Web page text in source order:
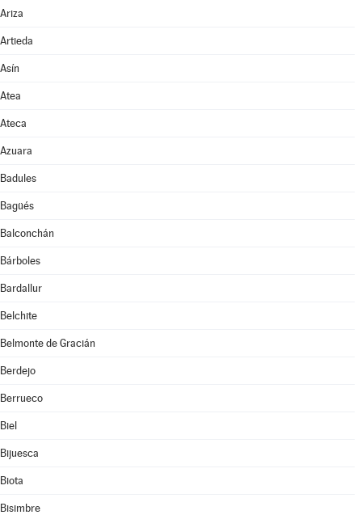
Ariza
Artieda
Asín
Atea
Ateca
Azuara
Badules
Bagüés
Balconchán
Bárboles
Bardallur
Belchite
Belmonte de Gracián
Berdejo
Berrueco
Biel
Bijuesca
Biota
Bisimbre